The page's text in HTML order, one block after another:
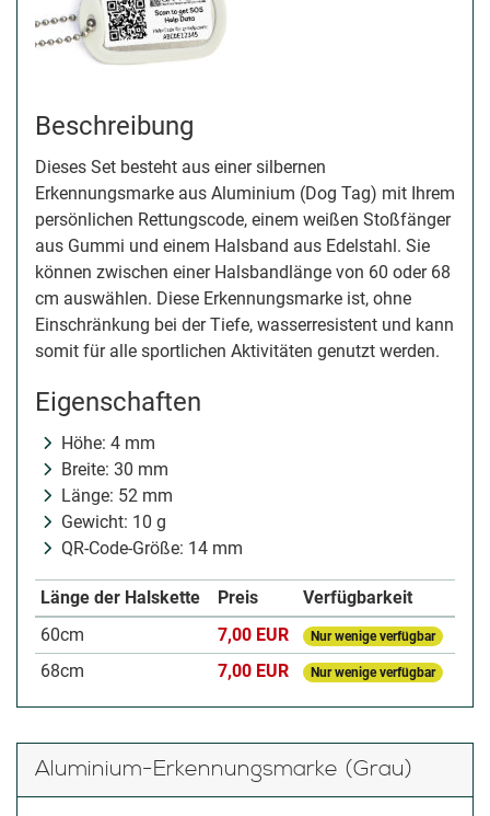
Beschreibung
Dieses Set besteht aus einer silbernen
Erkennungsmarke aus Aluminium (Dog Tag) mit Ihrem
persönlichen Rettungscode, einem weißen Stoßfänger
aus Gummi und einem Halsband aus Edelstahl. Sie
können zwischen einer Halsbandlänge von 60 oder 68
cm auswählen. Diese Erkennungsmarke ist, ohne
Einschränkung bei der Tiefe, wasserresistent und kann
somit für alle sportlichen Aktivitäten genutzt werden.
Eigenschaften
Höhe: 4 mm
Breite: 30 mm
Länge: 52 mm
Gewicht: 10 g
QR-Code-Größe: 14 mm
Länge der Halskette Preis
Verfügbarkeit
60cm
7,00 EUR Nur wenige verfügbar
68cm 7,00 EUR Nur wenige verfügbar
Aluminium-Erkennungsmarke (Grau)